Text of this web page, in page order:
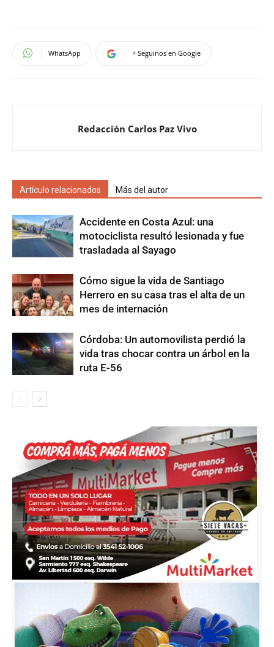
WhatsApp + Seguinos en Google
Redacción Carlos Paz Vivo
Artículo relacionados Más del autor
Accidente en Costa Azul: una
motociclista resultó lesionada y fue
trasladada al Sayago
Cómo sigue la vida de Santiago
Herrero en su casa tras el alta de un
mes de internación
Córdoba: Un automovilista perdió la
vida tras chocar contra un árbol en la
ruta E-56